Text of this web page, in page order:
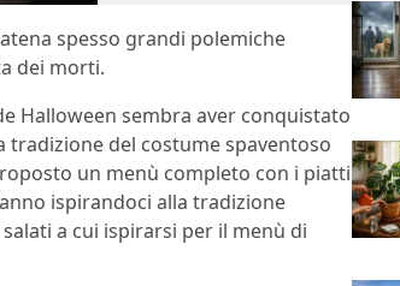
spesso grandi polemiche
dei morti.
Halloween sembra aver conquistato
del costume spaventoso
un menù completo con i piatti
ispirandoci alla tradizione
a cui ispirarsi per il menù di